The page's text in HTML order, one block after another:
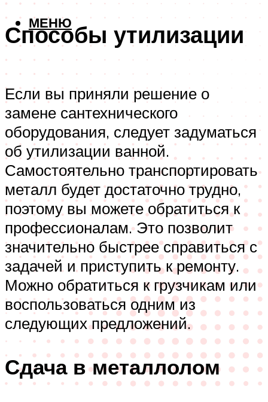
МЕНЮ
Способы утилизации
Если вы приняли решение о
замене сантехнического
оборудования, следует задуматься
об утилизации ванной.
Самостоятельно транспортировать
металл будет достаточно трудно,
поэтому вы можете обратиться к
профессионалам. Это позволит
значительно быстрее справиться с
задачей и приступить к ремонту.
Можно обратиться к грузчикам или
воспользоваться одним из
следующих предложений.
Сдача в металлолом